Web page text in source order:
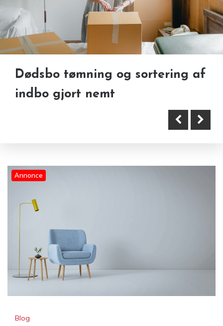
Sådan kan skum og tekstiler
forvandle både møbler og
Tagrenderens: Den oversete
vedligeholdelse, der beskytter
Dødsbo tømning og sortering af
indbo gjort nemt
Annonce
Blog